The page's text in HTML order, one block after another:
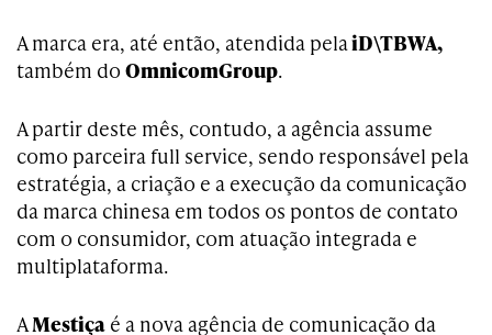
A marca era, até então, atendida pelaiD\TBWA,
também do OmnicomGroup.
A partir deste mês, contudo, a agência assume
como parceira full service, sendo responsável pela
estratégia, a criação e a execução da comunicação
da marca chinesa em todos os pontos de contato
com o consumidor, com atuação integrada e
multiplataforma.
AMestiça é a nova agência de comunicação da